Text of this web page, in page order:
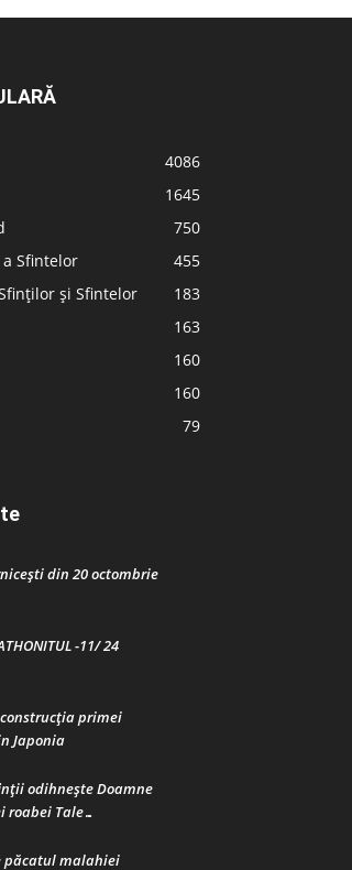
4086
1645
750
Sfintelor
455
și Sfintelor
183
163
160
160
79
din 20 octombrie
-11/ 24
primei
Japonia
odihnește Doamne
roabei Tale…
păcatul malahiei